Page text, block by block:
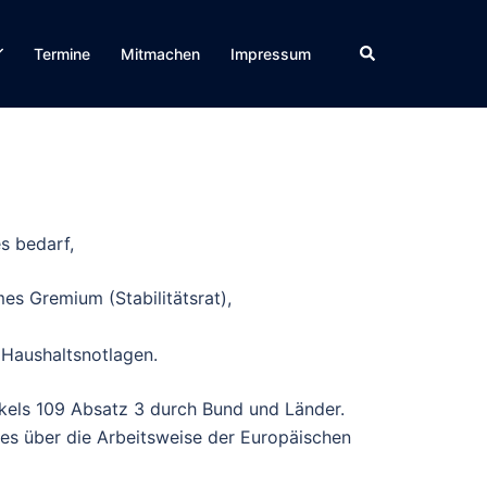
Termine Mitmachen Impressum Suche
bedarf,
Gremium (Stabilitätsrat),
109 Absatz 3 durch Bund und Länder.
über die Arbeitsweise der Europäischen